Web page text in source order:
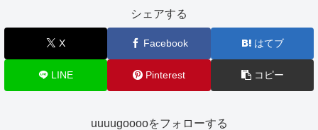
シェアする
X Facebook はてブ
LINE Pinterest コピー
uuuugooooをフォローする